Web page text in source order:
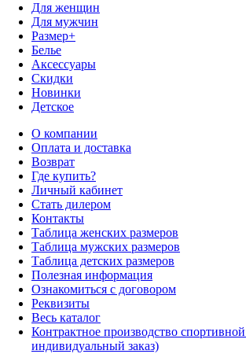
Для женщин
Для мужчин
Размер+
Белье
Аксессуары
Скидки
Новинки
Детское
О компании
Оплата и доставка
Возврат
Где купить?
Личный кабинет
Стать дилером
Контакты
Таблица женских размеров
Таблица мужских размеров
Таблица детских размеров
Полезная информация
Ознакомиться с договором
Реквизиты
Весь каталог
Контрактное производство
индивидуальный заказ)